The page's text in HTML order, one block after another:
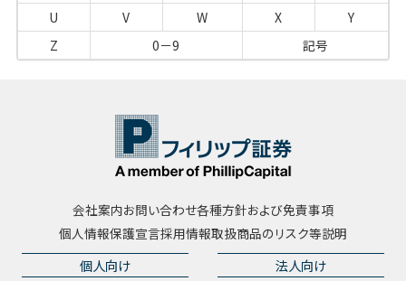
U
V W X
Y
Z
0－9 記号
会社案内お問い合わせ各種方針および免責事項
個人情報保護宣言採用情報取扱商品のリスク等説明
個人向け 法人向け